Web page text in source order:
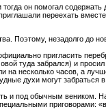
он помогал содержать
переехать
Поэтому, незадолго до
пригласить
туда забрался) и просил
несколько часов, а
духи могут забраться
и под обычным веником.
приговорами: